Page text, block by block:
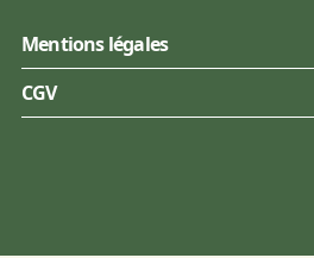
Mentions légales
CGV